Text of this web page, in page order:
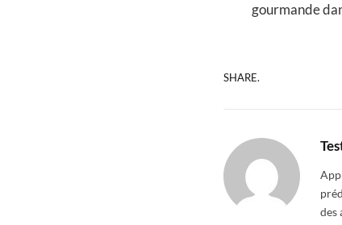
gourmande
SHARE.
des